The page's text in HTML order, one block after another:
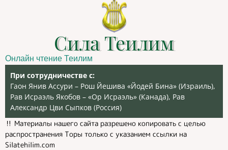
Сила Теилим
Онлайн чтение Теилим
При сотрудничестве с:
Гаон Янив Ассури – Рош Йешива «Йодей Бина» (Израиль),
Рав Исраэль Якобов – «Ор Исраэль» (Канада), Рав
Александр Цви Сыпков (Россия)
‼️ Материалы нашего сайта разрешено копировать с целью
распространения Торы только с указанием ссылки на
Silatehilim.com